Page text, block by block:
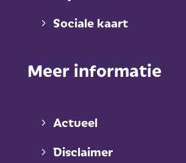
Sociale kaart
Meer informatie
Actueel
Disclaimer